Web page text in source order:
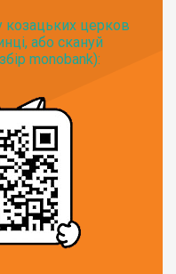
козацьких церков
або скануй
monobank):